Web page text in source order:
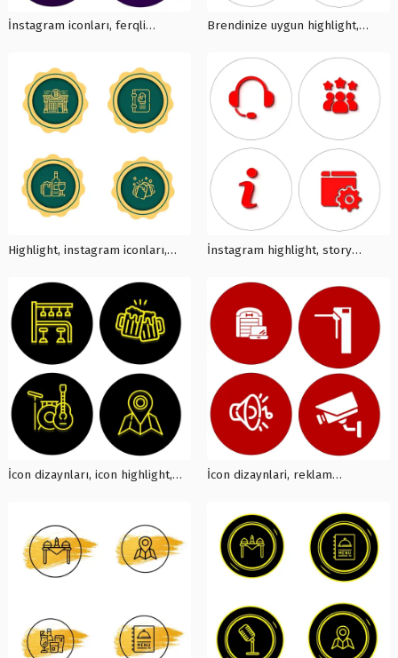
İnstagram iconları, ferqli
highlight, İ0008
Brendinize uygun highlight,
dizaynları, icon reklamları, İ0007
Highlight, instagram iconları,
dizaynları, İ0006
İnstagram highlight, story
reklamları, instagram
reklamları, İ0005
İcon dizaynları, icon highlight,
İcon dizaynlari, reklam